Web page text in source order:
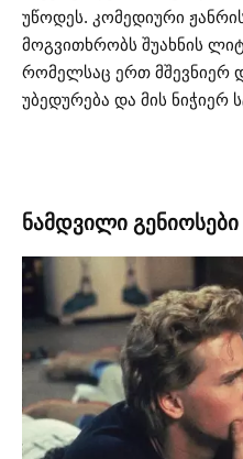
უწოდეს. კომედიური
მოგვითხრობს შუახნის
რომელსაც ერთ მშევნიერ
უბედურება და მის ნიჭიერ
ნამდვილი გენიოსები